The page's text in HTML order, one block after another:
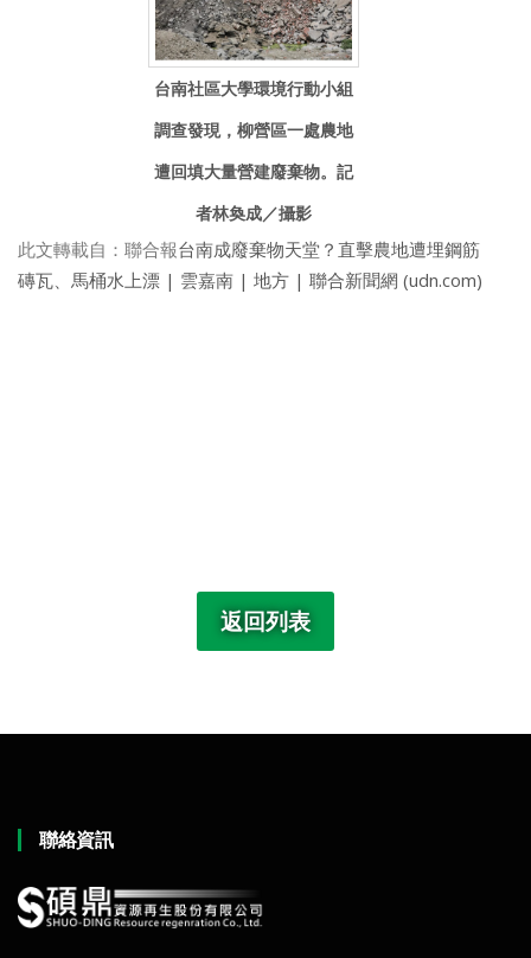
台南社區大學環境行動小組
調查發現，柳營區一處農地
遭回填大量營建廢棄物。記
者林奐成／攝影
此文轉載自：聯合報台南成廢棄物天堂？直擊農地遭埋鋼筋
磚瓦、馬桶水上漂 | 雲嘉南 | 地方 | 聯合新聞網 (udn.com)
返回列表
聯絡資訊